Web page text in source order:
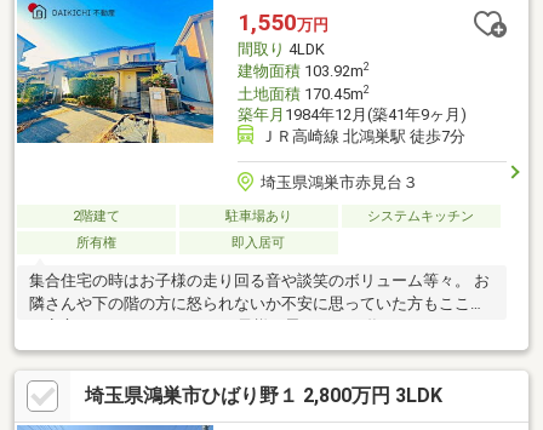
い致します。
1,550万円
間取り 4LDK
建物面積103.92m2
土地面積170.45m2
築年月 1984年12月(築41年9ヶ月)
ＪＲ高崎線 北鴻巣駅 徒歩7分
埼玉県鴻巣市赤見台３
2階建て 駐車場あり
システムキッチン
所有権
即入居可
集合住宅の時はお子様の走り回る音や談笑のボリューム等々。 お
隣さんや下の階の方に怒られないか不安に思っていた方もここな
か？【弊社では以下の５つをお客様にお約束いたします】1.物件
の善し悪しは全て正直にお話しします。2.無理な売り込みや契約
の催促、突然の訪問等、しつこい営業は一切行いません。3.契約
したら終わりではなくお引き渡し後、お引越し後もお客様のパー
埼玉県鴻巣市ひばり野１ 2,800万円 3LDK